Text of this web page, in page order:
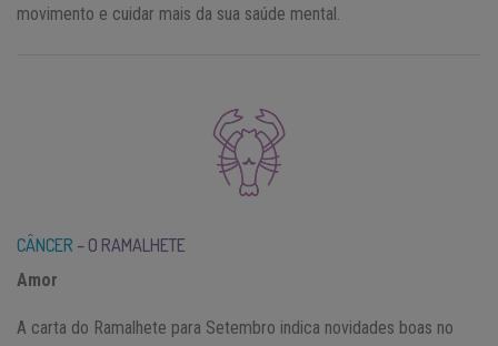
movimento e cuidar mais da sua saúde mental.
CÂNCER – O RAMALHETE
Amor
A carta do Ramalhete para Setembro indica novidades boas no